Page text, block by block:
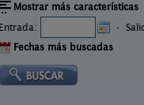
Mostrar más características
Entrada:
-
Fechas más buscadas